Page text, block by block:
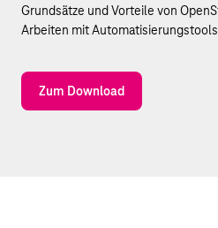
Grundsätze und Vorteile von
Arbeiten mit
Zum Download